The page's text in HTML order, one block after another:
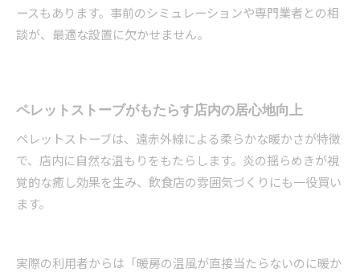
ースもあります。事前のシミュレーションや専門業者との相
談が、最適な設置に欠かせません。
ペレットストーブがもたらす店内の居心地向上
ペレットストーブは、遠赤外線による柔らかな暖かさが特徴
で、店内に自然な温もりをもたらします。炎の揺らめきが視
覚的な癒し効果を生み、飲食店の雰囲気づくりにも一役買い
ます。
実際の利用者からは「暖房の温風が直接当たらないのに暖か